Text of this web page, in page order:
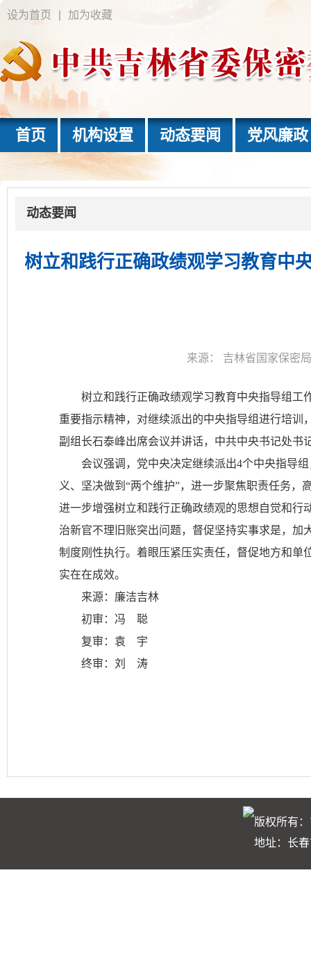
设为首页 加为收藏
首页 机构设置 动态要闻 党风廉政
动态要闻
树立和践行正确政绩观学习教育中
来源： 吉林省国家保密局
树立和践行正确政绩观学习教育中央指导组工
重要指示精神，对继续派出的中央指导组进行培
副组长石泰峰出席会议并讲话，中共中央书记处书
会议强调，党中央决定继续派出4个中央指导
义、坚决做到“两个维护”，进一步聚焦职责任务
进一步增强树立和践行正确政绩观的思想自觉和
治新官不理旧账突出问题，督促坚持实事求是，
制度刚性执行。着眼压紧压实责任，督促地方和
实在在成效。
来源：廉洁吉林
初审：冯 聪
复审：袁 宇
终审：刘 涛
版权所有
地址：长